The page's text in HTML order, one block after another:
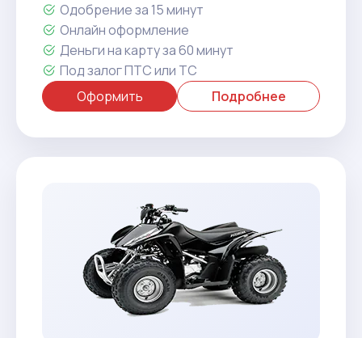
Одобрение за 15 минут
Онлайн оформление
Деньги на карту за 60 минут
Под залог ПТС или ТС
Оформить
Подробнее